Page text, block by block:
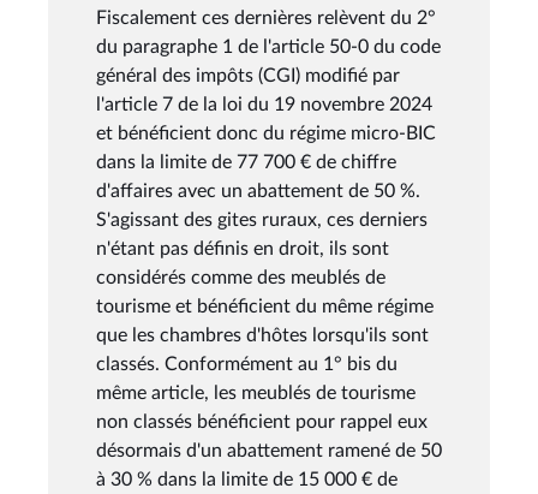
Fiscalement ces dernières relèvent du 2°
du paragraphe 1 de l'article 50-0 du code
général des impôts (CGI) modifié par
l'article 7 de la loi du 19 novembre 2024
et bénéficient donc du régime micro-BIC
dans la limite de 77 700 € de chiffre
d'affaires avec un abattement de 50 %.
S'agissant des gites ruraux, ces derniers
n'étant pas définis en droit, ils sont
considérés comme des meublés de
tourisme et bénéficient du même régime
que les chambres d'hôtes lorsqu'ils sont
classés. Conformément au 1° bis du
même article, les meublés de tourisme
non classés bénéficient pour rappel eux
désormais d'un abattement ramené de 50
à 30 % dans la limite de 15 000 € de